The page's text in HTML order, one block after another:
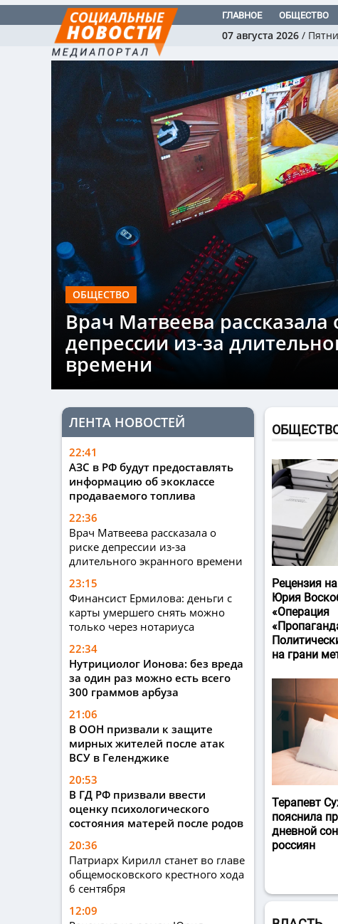
ГЛАВНОЕ ОБЩЕСТВО
07 августа 2026 /
ОБЩЕСТВО
Врач Матвеева рассказала
депрессии из-за
времени
ЛЕНТА НОВОСТЕЙ
22:41
АЗС в РФ будут предоставлять
информацию об экоклассе
продаваемого топлива
22:36
Врач Матвеева рассказала о
риске депрессии из-за
длительного экранного времени
23:15
Финансист Ермилова: деньги с
карты умершего снять можно
только через нотариуса
22:34
Нутрициолог Ионова: без вреда
за один раз можно есть всего
300 граммов арбуза
21:06
В ООН призвали к защите
мирных жителей после атак
ВСУ в Геленджике
20:53
В ГД РФ призвали ввести
оценку психологического
состояния матерей после родов
20:36
Патриарх Кирилл станет во главе
общемосковского крестного хода
6 сентября
12:09
Рецензия
Юрия
«Операция
на грани
Терапевт
пояснила
дневной
россиян